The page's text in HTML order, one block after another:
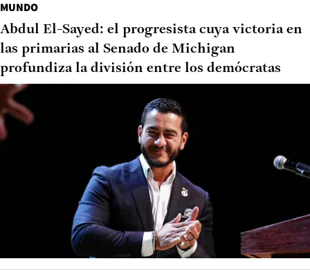
MUNDO
Abdul El-Sayed: el progresista cuya victoria en
las primarias al Senado de Michigan
profundiza la división entre los demócratas